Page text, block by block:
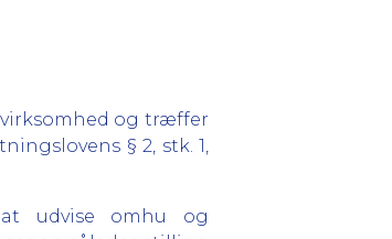
og træffer
§ 2, stk. 1,
udvise omhu og